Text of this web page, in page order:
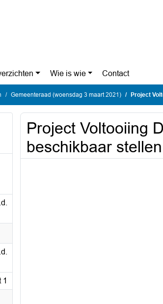
Wie is wie Contact
Gemeenteraad (woensdag 3 maart 2021) Project
Project Voltooiing
beschikbaar